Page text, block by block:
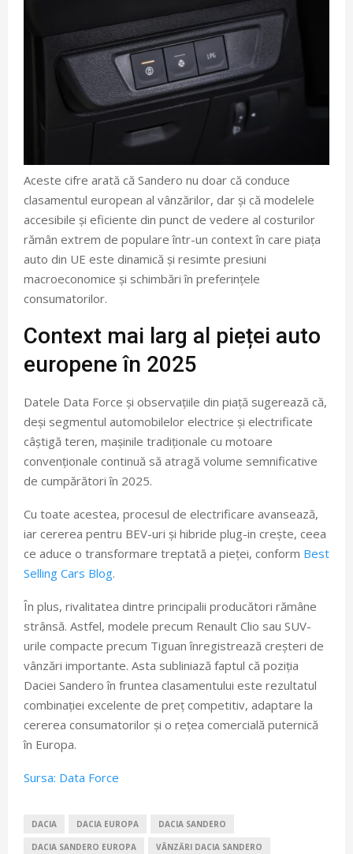
Aceste cifre arată că Sandero nu doar că conduce
clasamentul european al vânzărilor, dar și că modelele
accesibile și eficiente din punct de vedere al costurilor
rămân extrem de populare într-un context în care piața
auto din UE este dinamică și resimte presiuni
macroeconomice și schimbări în preferințele
consumatorilor.
Context mai larg al pieței auto
europene în 2025
Datele Data Force și observațiile din piață sugerează că,
deși segmentul automobilelor electrice și electrificate
câștigă teren, mașinile tradiționale cu motoare
convenționale continuă să atragă volume semnificative
de cumpărători în 2025.
Cu toate acestea, procesul de electrificare avansează,
iar cererea pentru BEV-uri și hibride plug-in crește, ceea
ce aduce o transformare treptată a pieței, conform Best
Selling Cars Blog.
În plus, rivalitatea dintre principalii producători rămâne
strânsă. Astfel, modele precum Renault Clio sau SUV-
urile compacte precum Tiguan înregistrează creșteri de
vânzări importante. Asta subliniază faptul că poziția
Daciei Sandero în fruntea clasamentului este rezultatul
combinației excelente de preț competitiv, adaptare la
cererea consumatorilor și o rețea comercială puternică
în Europa.
Sursa: Data Force
DACIA DACIA EUROPA DACIA SANDERO
DACIA SANDERO EUROPA VÂNZĂRI DACIA SANDERO